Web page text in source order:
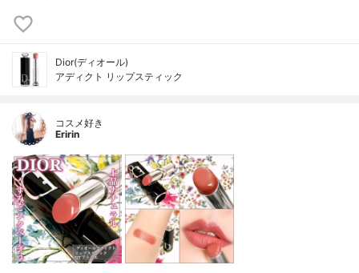
Dior(ディオール)
アディクト リップスティック
コスメ好き
Eririn